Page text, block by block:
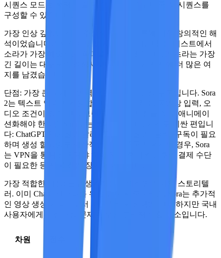
시퀀스 모드를 통해 단일 텍스트 입력으로 다중 샷 시퀀스를
구성할 수 있습니다.
가장 인상 깊었던 점은
추상적인 프롬프트에 대한 창의적인 해
석이었습니다. "시간이 빛 입자로 녹아내린다"는 테스트에서
소라가 가장 예술적인 결과를 만들어냈습니다. 20초라는 가장
긴 길이는 대부분의 경쟁사보다 길어 단편 서사에 더 많은 여
지를 남겼습니다.
단점: 가장 큰 문제는 입력 유연성, 즉 유연성 부족입니다. Sora
2는 텍스트 입력만 지원합니다. 이미지 참조, 동영상 입력, 오
디오 조건이 없습니다. 브랜드 캐릭터 사진을 AI로 애니메이
션화해야 한다면 Sora로는 불가능합니다. 가격도 비싼 편입니
다: ChatGPT Plus(월 20달러) 또는 Pro(월 200달러) 구독이 필요
하며 생성 할당량도 제한적입니다.
중국 사용자의 경우, Sora
는 VPN을 통해 접속해야 하며 해외 휴대폰 번호와 결제 수단
이 필요한 등 사용 진입 장벽이 높습니다.
가장 적합한 대상:
글로 생각하는 창의적인 작가와 스토리텔
러. 이미 ChatGPT Plus를 유료로 이용 중이라면, Sora는 추가적
인 영상 생성 기능으로서 자연스러운 선택입니다. 하지만 국내
사용자에게는 접근성 문제가 우선 고려해야 할 요소입니다.
차원